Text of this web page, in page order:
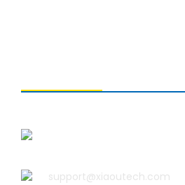
support@xiaoutech.com